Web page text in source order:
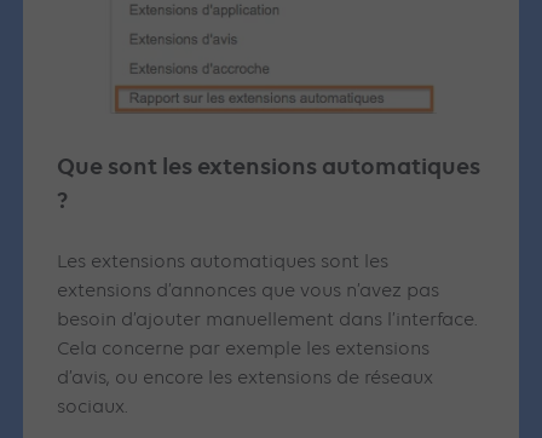
Que sont les extensions automatiques
?
Les extensions automatiques sont les
extensions d’annonces que vous n’avez pas
besoin d’ajouter manuellement dans l’interface.
Cela concerne par exemple les extensions
d’avis, ou encore les extensions de réseaux
sociaux.